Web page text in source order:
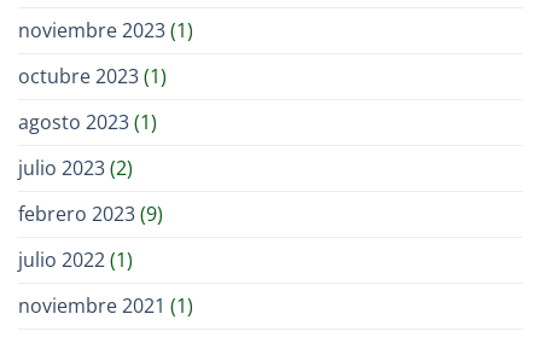
noviembre 2023(1)
octubre 2023(1)
agosto 2023(1)
julio 2023(2)
febrero 2023(9)
julio 2022(1)
noviembre 2021 (1)